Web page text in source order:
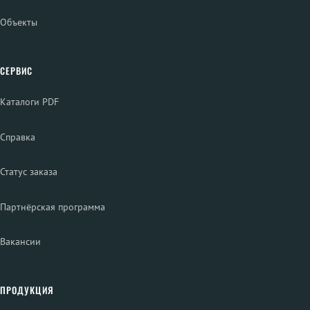
Объекты
СЕРВИС
Каталоги PDF
Справка
Статус заказа
Партнёрская программа
Вакансии
ПРОДУКЦИЯ